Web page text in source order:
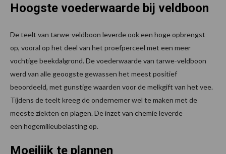
Hoogste voederwaarde bij veldboon
De teelt van tarwe-veldboon leverde ook een hoge opbrengst
op, vooral op het deel van het proefperceel met een meer
vochtige beekdalgrond. De voederwaarde van tarwe-veldboon
werd van alle geoogste gewassen het meest positief
beoordeeld, met gunstige waarden voor de melkgift van het vee.
Tijdens de teelt kreeg de ondernemer wel te maken met de
meeste ziekten en plagen. De inzet van chemie leverde
een hogemilieubelasting op.
Moeilijk te plannen